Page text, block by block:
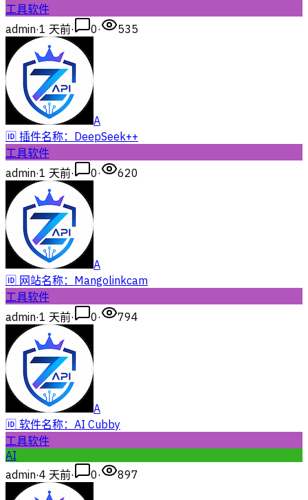
工具软件
admin·1 天前· 0· 535
A
🆔 插件名称：DeepSeek++
工具软件
admin·1 天前· 0· 620
A
🆔 网站名称：Mangolinkcam
工具软件
admin·1 天前· 0· 794
A
🆔 软件名称：AI Cubby
工具软件
AI
admin·4 天前· 0· 897